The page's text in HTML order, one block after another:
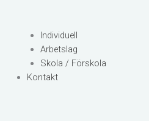
Individuell
Arbetslag
Skola / Förskola
Kontakt